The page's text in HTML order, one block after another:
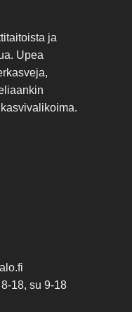
ja
Upea
18, su 9-18